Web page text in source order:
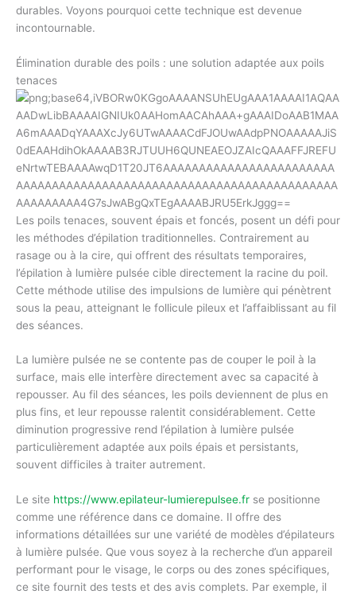
durables. Voyons pourquoi cette technique est devenue
incontournable.
Élimination durable des poils : une solution adaptée aux poils
tenaces
Les poils tenaces, souvent épais et foncés, posent un défi pour
les méthodes d’épilation traditionnelles. Contrairement au
rasage ou à la cire, qui offrent des résultats temporaires,
l’épilation à lumière pulsée cible directement la racine du poil.
Cette méthode utilise des impulsions de lumière qui pénètrent
sous la peau, atteignant le follicule pileux et l’affaiblissant au fil
des séances.
La lumière pulsée ne se contente pas de couper le poil à la
surface, mais elle interfère directement avec sa capacité à
repousser. Au fil des séances, les poils deviennent de plus en
plus fins, et leur repousse ralentit considérablement. Cette
diminution progressive rend l’épilation à lumière pulsée
particulièrement adaptée aux poils épais et persistants,
souvent difficiles à traiter autrement.
Le site https://www.epilateur-lumierepulsee.fr se positionne
comme une référence dans ce domaine. Il offre des
informations détaillées sur une variété de modèles d’épilateurs
à lumière pulsée. Que vous soyez à la recherche d’un appareil
performant pour le visage, le corps ou des zones spécifiques,
ce site fournit des tests et des avis complets. Par exemple, il